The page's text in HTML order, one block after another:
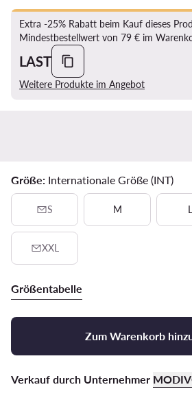
Extra -25% Rabatt beim Kauf dieses
Mindestbestellwert von 79 € im
LAST
Weitere Produkte im Angebot
Größe: Internationale Größe (INT)
S M L
XXL
Größentabelle
Zum Warenkorb
Verkauf durch Unternehmer